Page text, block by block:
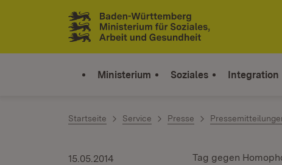
Zum Inhalt springen
Link zur Startseite
Ministerium Soziales Integration
Startseite Service Presse
Tag gegen
15.05.2014